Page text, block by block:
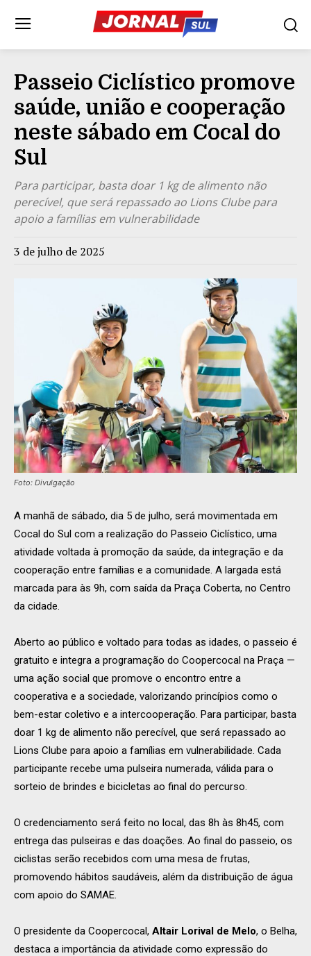
Passeio Ciclístico promove
saúde, união e cooperação
neste sábado em Cocal do
Sul
Para participar, basta doar 1 kg de alimento não
perecível, que será repassado ao Lions Clube para
apoio a famílias em vulnerabilidade
3 de julho de 2025
Foto: Divulgação
A manhã de sábado, dia 5 de julho, será movimentada em
Cocal do Sul com a realização do Passeio Ciclístico, uma
atividade voltada à promoção da saúde, da integração e da
cooperação entre famílias e a comunidade. A largada está
marcada para às 9h, com saída da Praça Coberta, no Centro
da cidade.
Aberto ao público e voltado para todas as idades, o passeio é
gratuito e integra a programação do Coopercocal na Praça —
uma ação social que promove o encontro entre a
cooperativa e a sociedade, valorizando princípios como o
bem-estar coletivo e a intercooperação. Para participar, basta
doar 1 kg de alimento não perecível, que será repassado ao
Lions Clube para apoio a famílias em vulnerabilidade. Cada
participante recebe uma pulseira numerada, válida para o
sorteio de brindes e bicicletas ao final do percurso.
O credenciamento será feito no local, das 8h às 8h45, com
entrega das pulseiras e das doações. Ao final do passeio, os
ciclistas serão recebidos com uma mesa de frutas,
promovendo hábitos saudáveis, além da distribuição de água
com apoio do SAMAE.
O presidente da Coopercocal, Altair Lorival de Melo, o Belha,
destaca a importância da atividade como expressão do